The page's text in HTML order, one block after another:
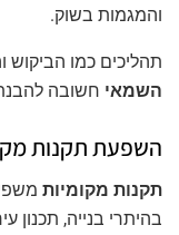
והמגמות בשוק.
תהליכים כמו הביקוש
השמאי חשובה
השפעת תקנות
תקנות מקומיות
בהיתרי בנייה, תכנון